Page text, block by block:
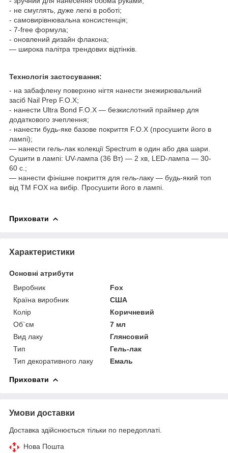
- не смуглять, дуже легкі в роботі;
- самовирівнювальна консистенція;
- 7-free формула;
- оновлений дизайн флакона;
— широка палітра трендових відтінків.
Технологія застосування:
- на забафлену поверхню нігтя нанести знежирювальний
засіб Nail Prep F.O.X;
- нанести Ultra Bond F.O.X — безкислотний праймер для
додаткового зчеплення;
- нанести будь-яке базове покриття F.O.X (просушити його в
лампі);
— нанести гель-лак колекції Spectrum в один або два шари.
Сушити в лампі: UV-лампа (36 Вт) — 2 хв, LED-лампа — 30-
60 с.;
— нанести фінішне покриття для гель-лаку — будь-який топ
від ТМ FOX на вибір. Просушити його в лампі.
Приховати
Характеристики
Основні атрибути
Виробник
Fox
Країна виробник
США
Колір
Коричневий
Об`єм
7 мл
Вид лаку
Глянсовий
Тип
Гель-лак
Тип декоративного лаку
Емаль
Приховати
Умови доставки
Доставка здійснюється тільки по передоплаті.
Нова Пошта